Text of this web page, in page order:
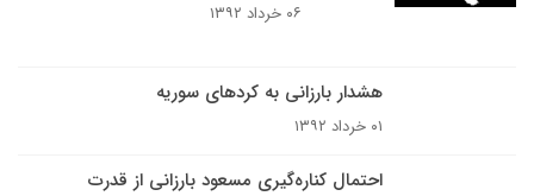
۰۶ خرداد ۱۳۹۲
هشدار بارزانی به کردهای سوریه
۰۱ خرداد ۱۳۹۲
احتمال کناره‌گیری مسعود بارزانی از قدرت